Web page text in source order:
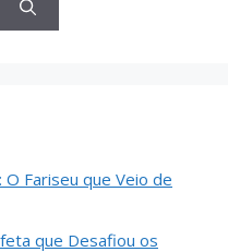
Fariseu que Veio de
que Desafiou os